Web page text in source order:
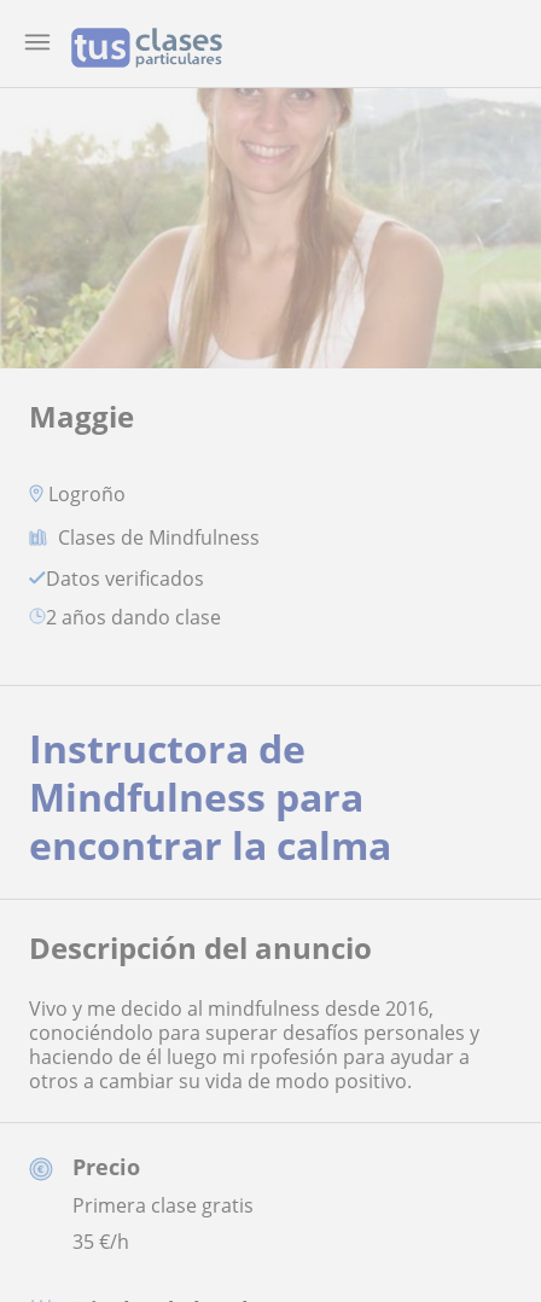
Maggie
Logroño
Clases de Mindfulness
Datos verificados
2 años dando clase
Precio
Primera clase gratis
35€/h
Instructora de
Mindfulness para
encontrar la calma
Descripción del anuncio
Vivo y me decido al mindfulness desde 2016,
conociéndolo para superar desafíos personales y
haciendo de él luego mi rpofesión para ayudar a
otros a cambiar su vida de modo positivo.